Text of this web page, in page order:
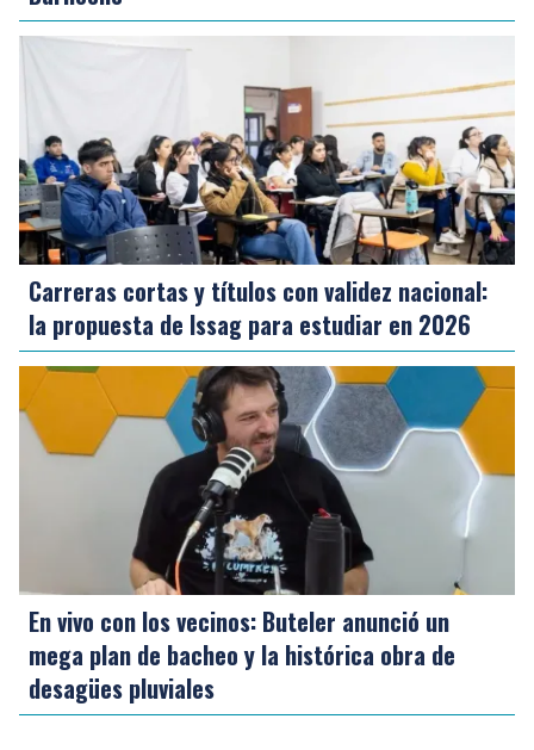
Carreras cortas y títulos con validez nacional:
la propuesta de Issag para estudiar en 2026
En vivo con los vecinos: Buteler anunció un
mega plan de bacheo y la histórica obra de
desagües pluviales